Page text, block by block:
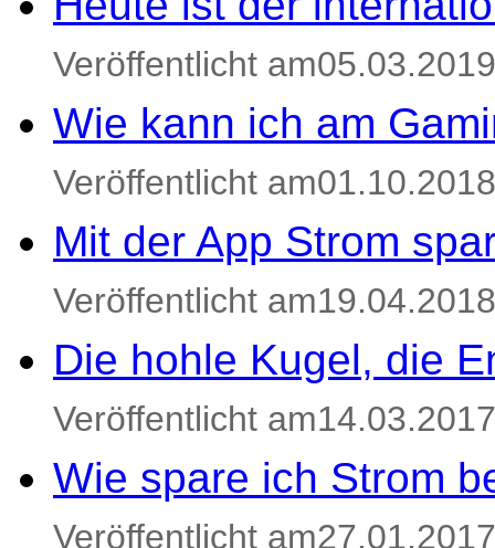
Veröffentlicht am05.03.2019
Wie kann ich am
Veröffentlicht am01.10.2018
Mit der App Strom
Veröffentlicht am19.04.2018
Die hohle Kugel, die
Veröffentlicht am14.03.2017
Wie spare ich Strom
Veröffentlicht am27.01.2017